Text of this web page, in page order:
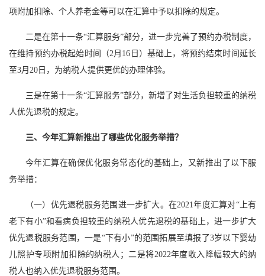
项附加扣除、个人养老金等可以在汇算中予以扣除的规定。
二是在第十一条“汇算服务”部分，进一步完善了预约办税制度，
在维持预约办税起始时间（2月16日）基础上，将预约结束时间延长
至3月20日，为纳税人提供更优的办理体验。
三是在第十一条“汇算服务”部分，新增了对生活负担较重的纳税
人优先退税的规定。
三、今年汇算新推出了哪些优化服务举措？
今年汇算在确保优化服务常态化的基础上，又新推出了以下服
务举措：
（一）优先退税服务范围进一步扩大。在2021年度汇算对“上有
老下有小”和看病负担较重的纳税人优先退税的基础上，进一步扩大
优先退税服务范围，一是“下有小”的范围拓展至填报了3岁以下婴幼
儿照护专项附加扣除的纳税人；二是将2022年度收入降幅较大的纳
税人也纳入优先退税服务范围。